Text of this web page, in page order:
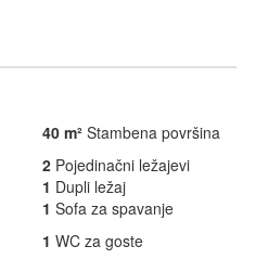
40 m² Stambena površina
2 Pojedinačni ležajevi
1 Dupli ležaj
1 Sofa za spavanje
1 WC za goste